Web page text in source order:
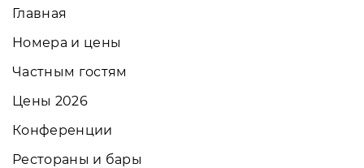
Главная
Номера и цены
Частным гостям
Цены 2026
Конференции
Рестораны и бары